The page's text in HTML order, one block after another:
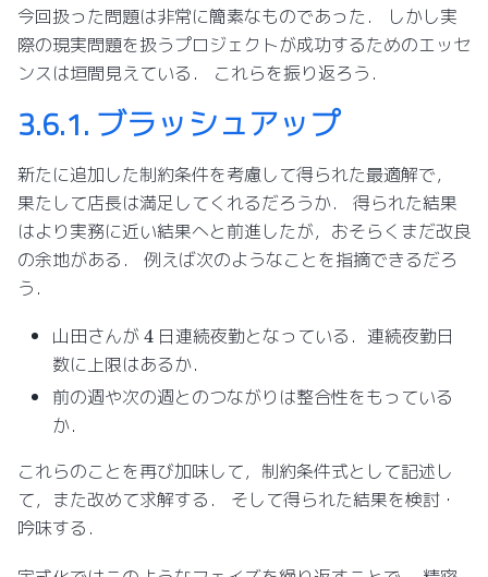
今回扱った問題は非常に簡素なものであった． しかし実
際の現実問題を扱うプロジェクトが成功するためのエッセ
ンスは垣間見えている． これらを振り返ろう．
3.6.1. ブラッシュアップ
新たに追加した制約条件を考慮して得られた最適解で，
果たして店長は満足してくれるだろうか． 得られた結果
はより実務に近い結果へと前進したが，おそらくまだ改良
の余地がある． 例えば次のようなことを指摘できるだろ
う．
山田さんが 4 日連続夜勤となっている．連続夜勤日
数に上限はあるか．
前の週や次の週とのつながりは整合性をもっている
か．
これらのことを再び加味して，制約条件式として記述し
て，また改めて求解する． そして得られた結果を検討・
吟味する．